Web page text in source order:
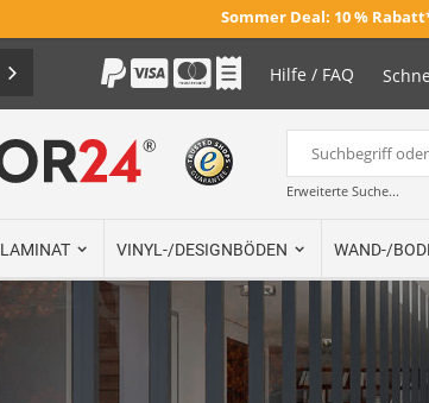
Sommer Deal: 10 %
Hilfe / FAQ
Suche
Erweiterte Suche...
LAMINAT VINYL-/DESIGNBÖDEN WAND-/